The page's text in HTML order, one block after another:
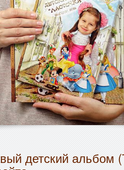
детский альбом